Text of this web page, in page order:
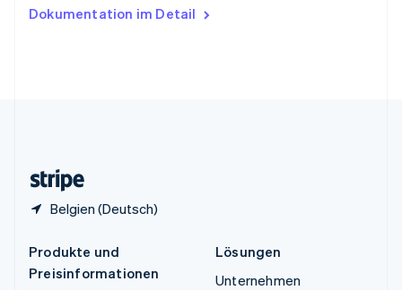
Dokumentation im Detail
Belgien (Deutsch)
English
Produkte und
Preisinformationen
Lösungen
Unternehmen